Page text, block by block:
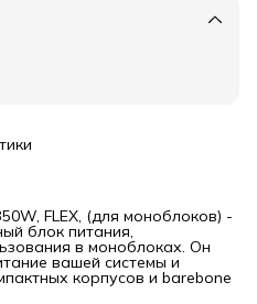
FLEX, (для моноблоков) -
блок питания,
в моноблоках. Он
вашей системы и
корпусов и barebone